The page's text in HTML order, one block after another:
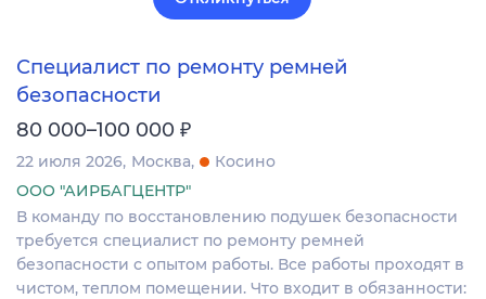
Специалист по ремонту ремней
безопасности
80 000–100 000 ₽
22 июля 2026 Москва
Косино
ООО "АИРБАГЦЕНТР"
В команду по восстановлению подушек безопасности
требуется специалист по ремонту ремней
безопасности с опытом работы. Все работы проходят в
чистом, теплом помещении. Что входит в обязанности: